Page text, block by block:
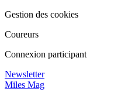
Gestion des cookies
Coureurs
Connexion participant
Newsletter
Miles Mag